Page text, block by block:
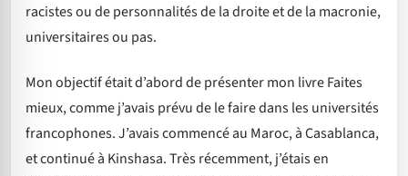
racistes ou de personnalités de la droite et de la macronie,
universitaires ou pas.
Mon objectif était d’abord de présenter mon livre Faites
mieux, comme j’avais prévu de le faire dans les universités
francophones. J’avais commencé au Maroc, à Casablanca,
et continué à Kinshasa. Très récemment, j’étais en